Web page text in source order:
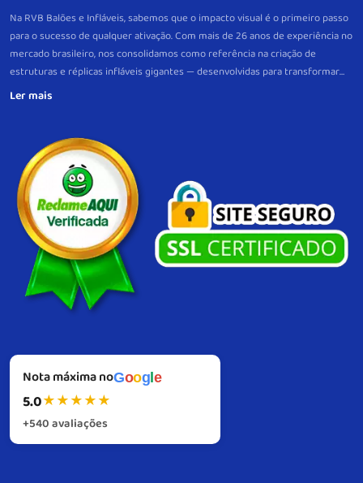
Na RVB Balões e Infláveis, sabemos que o impacto visual é o primeiro passo
para o sucesso de qualquer ativação. Com mais de 26 anos de experiência no
mercado brasileiro, nos consolidamos como referência na criação de
estruturas e réplicas infláveis gigantes — desenvolvidas para transformar
eventos e pontos de venda em verdadeiros pontos de atração.
marca. Com produção própria, controle total de qualidade e um padrão
consistente de excelência em cada etapa, garantimos fidelidade visual,
resistência e alto desempenho em cada entrega, com suporte próximo
também no pós-venda.Do briefing à instalação, atuamos com precisão
técnica e visão de resultado. Nosso compromisso é simples: impulsionar sua
marca com infláveis, gerando impacto e reconhecimento.
Nota máxima noGoogle
5.0★★★★★
+540 avaliações